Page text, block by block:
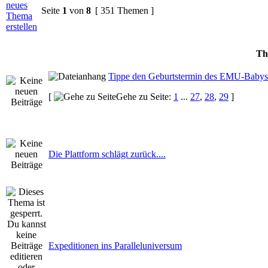
Seite 1 von 8 [ 351 Themen ]
Tippe den Geburtstermin des EMU-Babys
[
Gehe zu Seite: 1 ... 27, 28, 29 ]
Die Plattform schlägt zurück....
Expeditionen ins Paralleluniversum